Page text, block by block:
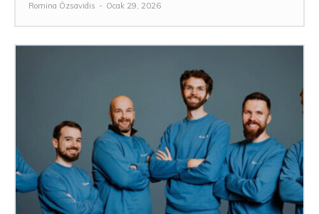
Romina Özsavidis - Ocak 29, 2026